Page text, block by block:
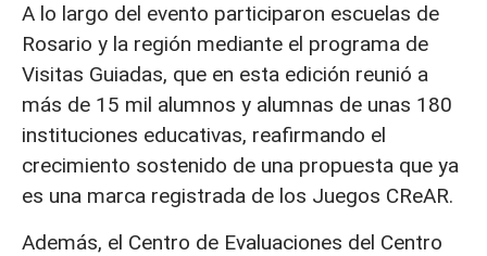
A lo largo del evento participaron escuelas de
Rosario y la región mediante el programa de
Visitas Guiadas, que en esta edición reunió a
más de 15 mil alumnos y alumnas de unas 180
instituciones educativas, reafirmando el
crecimiento sostenido de una propuesta que ya
es una marca registrada de los Juegos CReAR.
Además, el Centro de Evaluaciones del Centro